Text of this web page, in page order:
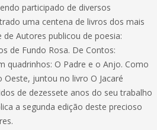
participado de diversos
uma centena de livros dos mais
de Autores publicou de poesia:
de Fundo Rosa. De Contos:
quadrinhos: O Padre e o Anjo. Como
juntou no livro O Jacaré
de dezessete anos do seu trabalho
a segunda edição deste precioso